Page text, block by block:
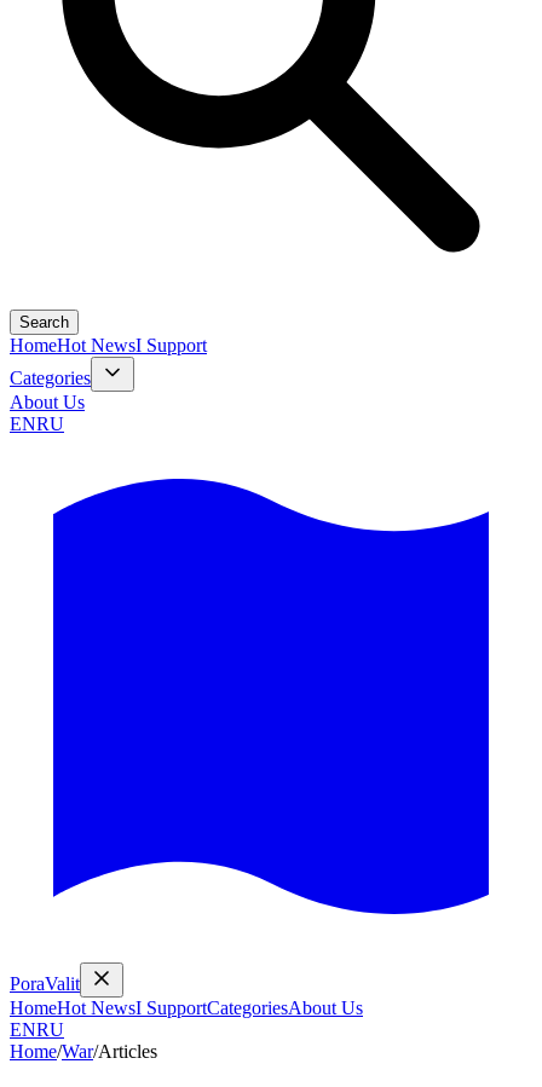
Search
HomeHot NewsI Support
Categories
About Us
ENRU
PoraValit
HomeHot NewsI SupportCategoriesAbout Us
ENRU
Home/War/Articles